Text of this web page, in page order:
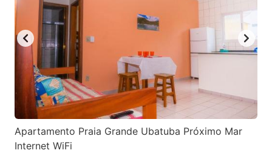
Apartamento Praia Grande Ubatuba Próximo Mar
Internet WiFi